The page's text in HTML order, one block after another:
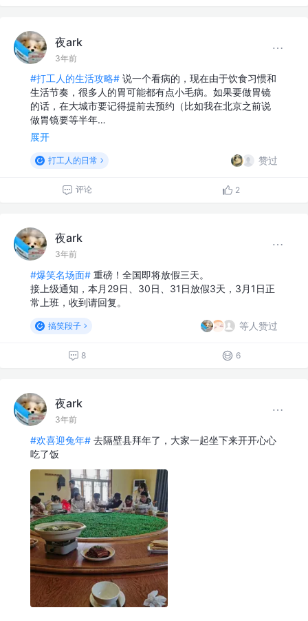
夜ark
3年前
#打工人的生活攻略# 说一个看病的，现在由于饮食习惯和
生活节奏，很多人的胃可能都有点小毛病。如果要做胃镜
的话，在大城市要记得提前去预约（比如我在北京之前说
做胃镜要等半年…
展开
打工人的日常 赞过
评论 2
夜ark
3年前
#爆笑名场面# 重磅！全国即将放假三天。
接上级通知，本月29日、30日、31日放假3天，3月1日正
常上班，收到请回复。
搞笑段子 等人赞过
8 6
夜ark
3年前
#欢喜迎兔年# 去隔壁县拜年了，大家一起坐下来开开心心
吃了饭